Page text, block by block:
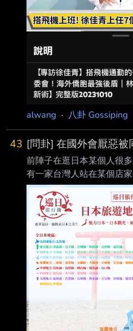
分之一的時間人都不在台
業務 是否有如此龐大的考
行程有假考察、真觀光的
的質疑，
alwang · 八卦 Gossiping
43 [問卦] 在國外會厭惡被
前陣子在逛日本某個人很
有一家台灣人站在某個店
七個人帶很多行李 擋到店
觀察發現已經被好幾組路
但是對方被講好像很難過
什麼不能在那邊等人 我覺
能會被攻擊性強的沒耐心
兒 被撞下去不得了 因為一
國人 走過去聽發音像台灣
其他國的我才不想惹事 請
厭惡被同鄉提醒嗎？覺得
掃興？ 還是會覺得同鄉幫